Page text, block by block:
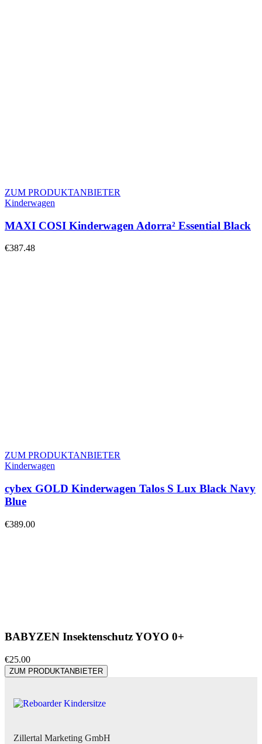
ZUM PRODUKTANBIETER
Kinderwagen
MAXI COSI Kinderwagen Adorra² Essential Black
€387.48
ZUM PRODUKTANBIETER
Kinderwagen
cybex GOLD Kinderwagen Talos S Lux Black Navy
Blue
€389.00
BABYZEN Insektenschutz YOYO 0+
€25.00
ZUM PRODUKTANBIETER
Zillertal Marketing GmbH